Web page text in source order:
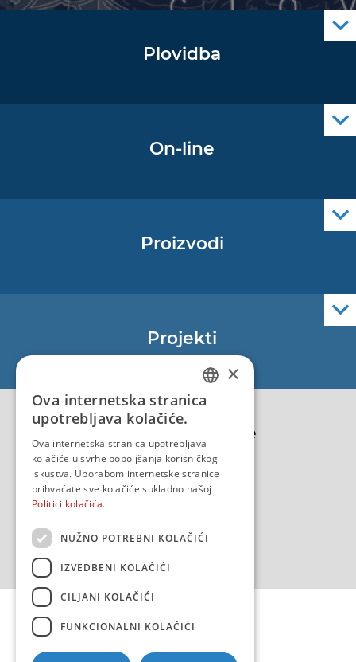
Plovidba
On-line
Proizvodi
Projekti
EU - Projekt Core
EU - EU/IPA Projekt JASPPer
EU - Projekt NauTour
Politika kvalitete
CROATIAN
×
Ova internetska stranica
upotrebljava kolačiće.
Ova internetska stranica upotrebljava
kolačiće u svrhe poboljšanja korisničkog
iskustva. Uporabom internetske stranice
prihvaćate sve kolačiće sukladno našoj
Politici kolačića.
NUŽNO POTREBNI KOLAČIĆI
IZVEDBENI KOLAČIĆI
CILJANI KOLAČIĆI
FUNKCIONALNI KOLAČIĆI